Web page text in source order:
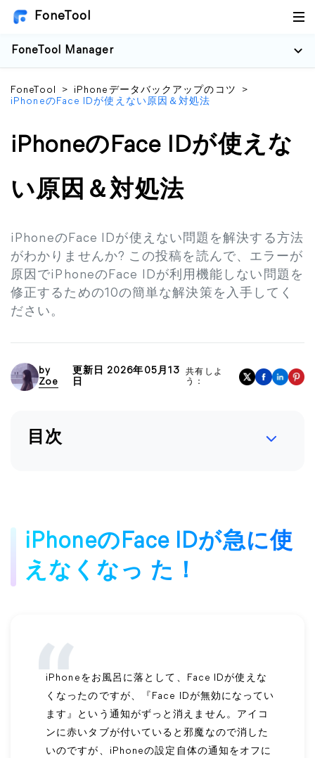
FoneTool
FoneTool Manager
FoneTool > iPhoneデータバックアップのコツ
>
iPhoneのFace IDが使えない原因＆対処法
iPhoneのFace IDが使えな
い原因＆対処法
iPhoneのFace IDが使えない問題を解決する方法
がわかりませんか? この投稿を読んで、エラーが
原因でiPhoneのFace IDが利用機能しない問題を
修正するための10の簡単な解決策を入手してく
ださい。
by
Zoe
更新日 2026年05月13
日
共有しよ
う：
目次
iPhoneのFace IDが急に使
えなくなっ た！
iPhoneをお風呂に落として、Face IDが使えな
くなったのですが、『Face IDが無効になってい
ます』という通知がずっと消えません。アイコ
ンに赤いタブが付いていると邪魔なので消した
いのですが、iPhoneの設定自体の通知をオフに